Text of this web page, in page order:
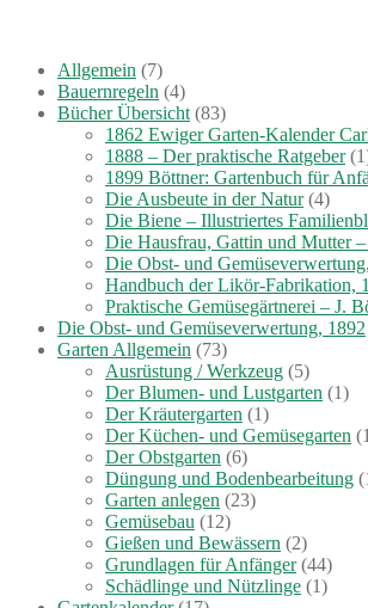
Allgemein (7)
Bauernregeln (4)
Bücher Übersicht (83)
1862 Ewiger Garten-Kalender
1888 – Der praktische Ratgeber
1899 Böttner: Gartenbuch für
Die Ausbeute in der Natur(4)
Die Biene – Illustriertes
Die Hausfrau, Gattin und Mutter
Die Obst- und
Handbuch der Likör-Fabrikation,
Praktische Gemüsegärtnerei – J.
Die Obst- und Gemüseverwertung, 1892
Garten Allgemein (73)
Ausrüstung / Werkzeug (5)
Der Blumen- und Lustgarten (1)
Der Kräutergarten (1)
Der Küchen- und Gemüsegarten
Der Obstgarten (6)
Düngung und Bodenbearbeitung
Garten anlegen (23)
Gemüsebau (12)
Gießen und Bewässern (2)
Grundlagen für Anfänger(44)
Schädlinge und Nützlinge (1)